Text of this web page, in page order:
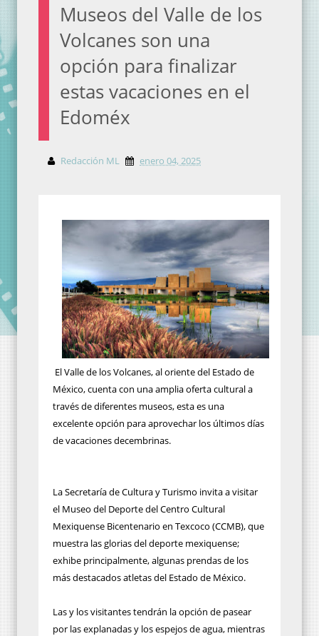
Museos del Valle de los
Volcanes son una
opción para finalizar
estas vacaciones en el
Edoméx
Redacción ML enero 04, 2025
El Valle de los Volcanes, al oriente del Estado de
México, cuenta con una amplia oferta cultural a
través de diferentes museos, esta es una
excelente opción para aprovechar los últimos días
de vacaciones decembrinas.
La Secretaría de Cultura y Turismo invita a visitar
el Museo del Deporte del Centro Cultural
Mexiquense Bicentenario en Texcoco (CCMB), que
muestra las glorias del deporte mexiquense;
exhibe principalmente, algunas prendas de los
más destacados atletas del Estado de México.
Las y los visitantes tendrán la opción de pasear
por las explanadas y los espejos de agua, mientras